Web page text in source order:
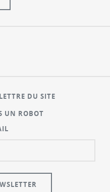
DU SITE
UN ROBOT